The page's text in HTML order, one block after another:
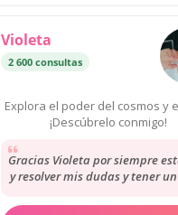
Violeta
2 600 consultas
Explora el poder del cosmos y
¡Descúbrelo conmigo!
Gracias Violeta por siempre
y resolver mis dudas y tener